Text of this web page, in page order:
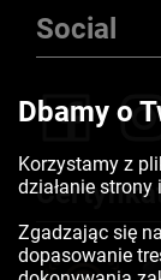
Social
Dbamy o
Korzystamy z
działanie strony
Zgadzając się
dopasowanie